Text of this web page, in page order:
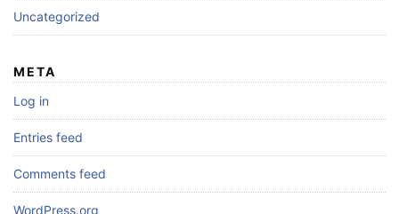
Uncategorized
META
Log in
Entries feed
Comments feed
WordPress.org